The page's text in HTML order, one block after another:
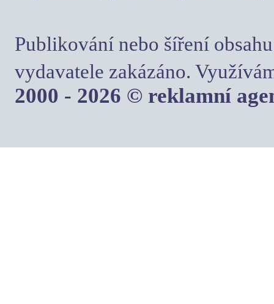
Publikování nebo šíření
vydavatele zakázáno.
2000 - 2026 © reklamní